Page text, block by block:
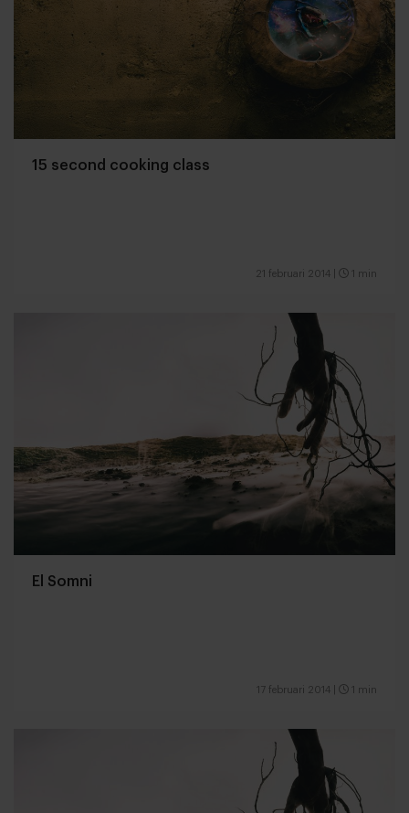
15 second cooking class
21 februari 2014 1 min
El Somni
17 februari 2014 1 min